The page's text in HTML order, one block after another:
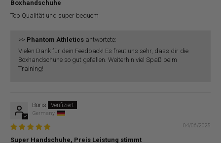
Boxhandschuhe
Top Qualität und super bequem
>> Phantom Athletics antwortete:
Vielen Dank für dein Feedback! Es freut uns sehr, dass dir die
Boxhandschuhe so gut gefallen. Weiterhin viel Spaß beim
Training!
Boris
Germany
04/06/2025
Super Handschuhe, Preis Leistung stimmt